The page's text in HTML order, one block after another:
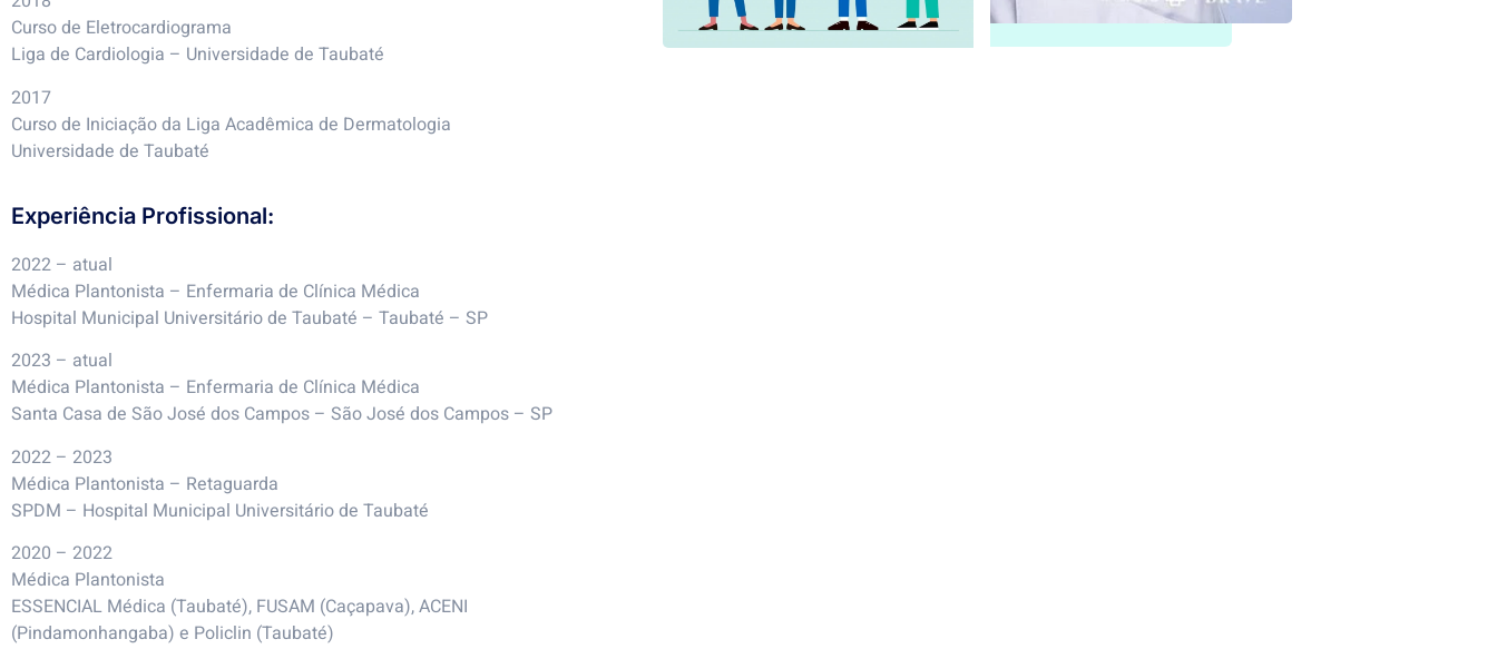
Curso de Eletrocardiograma
Liga de Cardiologia – Universidade de Taubaté
2017
Curso de Iniciação da Liga Acadêmica de Dermatologia
Universidade de Taubaté
Experiência Profissional:
2022 – atual
Médica Plantonista – Enfermaria de Clínica Médica
Hospital Municipal Universitário de Taubaté – Taubaté – SP
2023 – atual
Médica Plantonista – Enfermaria de Clínica Médica
Santa Casa de São José dos Campos – São José dos Campos – SP
2022 – 2023
Médica Plantonista – Retaguarda
SPDM – Hospital Municipal Universitário de Taubaté
2020 – 2022
Médica Plantonista
ESSENCIAL Médica (Taubaté), FUSAM (Caçapava), ACENI
(Pindamonhangaba) e Policlin (Taubaté)